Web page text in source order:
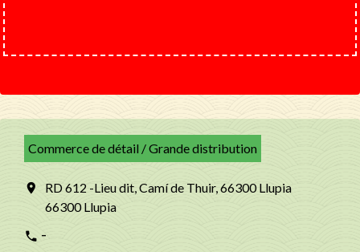
Commerce de détail / Grande distribution
location_on
RD 612 -Lieu dit, Camí de Thuir, 66300 Llupia
66300 Llupia
phone -